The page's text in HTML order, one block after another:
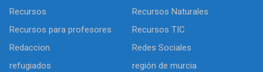
Recursos
Recursos Naturales
Recursos para profesores
Recursos TIC
Redaccion
Redes Sociales
refugiados
región de murcia